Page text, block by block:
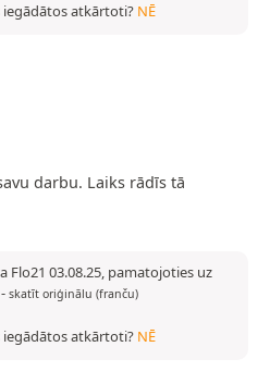
iegādātos atkārtoti? NĒ
darbu. Laiks rādīs tā
Flo21 03.08.25, pamatojoties uz
- skatīt oriģinālu (franču)
iegādātos atkārtoti? NĒ